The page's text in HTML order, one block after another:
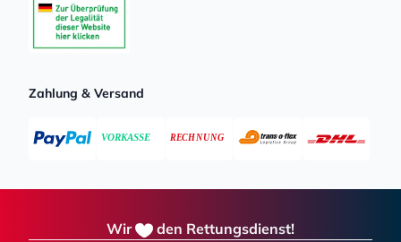
Zahlung & Versand
Wir den Rettungsdienst!